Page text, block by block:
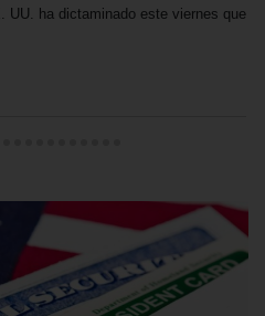
UU. ha dictaminado este viernes que